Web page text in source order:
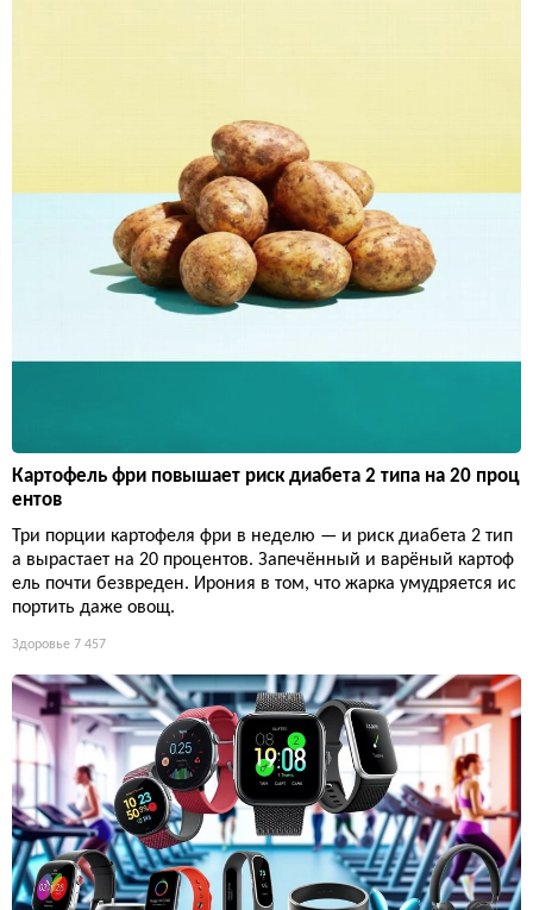
Картофель фри повышает риск диабета 2 типа на 20 проц
ентов
Три порции картофеля фри в неделю — и риск диабета 2 тип
а вырастает на 20 процентов. Запечённый и варёный картоф
ель почти безвреден. Ирония в том, что жарка умудряется ис
портить даже овощ.
Здоровье 7 457